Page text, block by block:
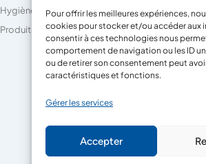
Pour offrir les meilleures expériences,
cookies pour stocker et/ou accéder aux
consentir à ces technologies nous
comportement de navigation ou les ID
ou de retirer son consentement peut
caractéristiques et fonctions.
Gérer les services
Accepter
Hygiène générale
Produits techniques